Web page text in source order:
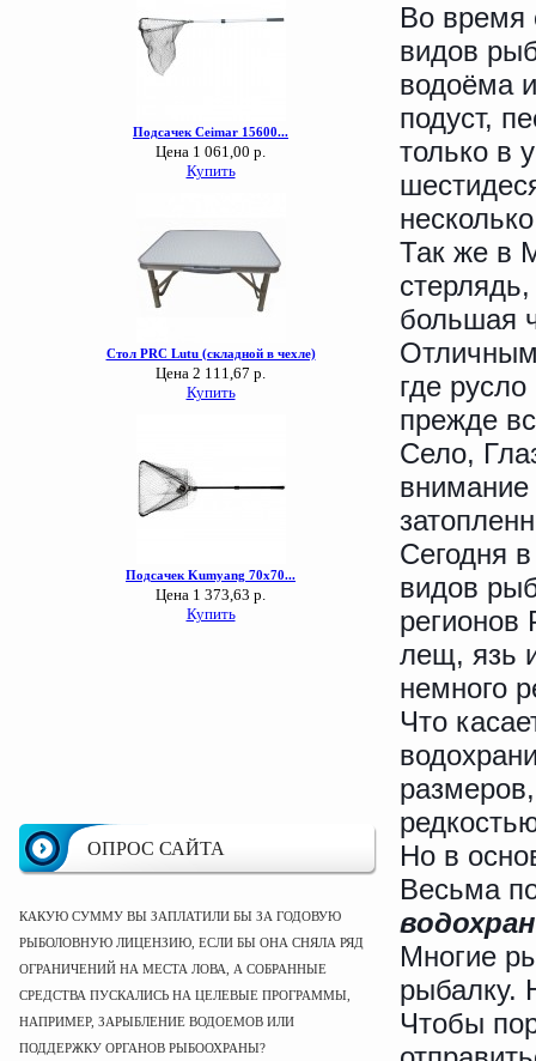
ОПРОС САЙТА
КАКУЮ СУММУ ВЫ ЗАПЛАТИЛИ БЫ ЗА ГОДОВУЮ
РЫБОЛОВНУЮ ЛИЦЕНЗИЮ, ЕСЛИ БЫ ОНА СНЯЛА РЯД
ОГРАНИЧЕНИЙ НА МЕСТА ЛОВА, А СОБРАННЫЕ
СРЕДСТВА ПУСКАЛИСЬ НА ЦЕЛЕВЫЕ ПРОГРАММЫ,
НАПРИМЕР, ЗАРЫБЛЕНИЕ ВОДОЕМОВ ИЛИ
ПОДДЕРЖКУ ОРГАНОВ РЫБООХРАНЫ?
Во время
видов
водоёма
подуст,
только в
Так же в
большая
где
прежде
Село,
Сегодня
видов
регионов
лещ, язь
немного
Что
Но в
Весьма
Многие
рыбалку.
Чтобы